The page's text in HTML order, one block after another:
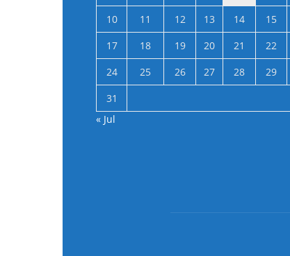
10
11 12 13 14 15
17
18 19 20 21 22
24
25 26 27 28 29
31
« Jul